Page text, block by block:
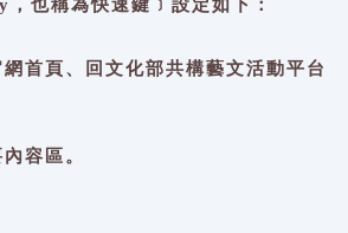
也稱為快速鍵﹞設定如下：
頁、回文化部共構藝文活動平台
容區。